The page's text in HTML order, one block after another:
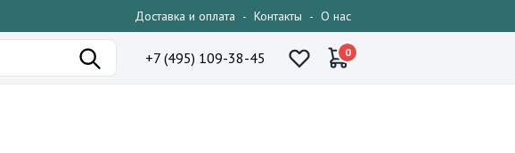
Доставка и оплата - Контакты - О нас
+7 (495) 109-38-45 0